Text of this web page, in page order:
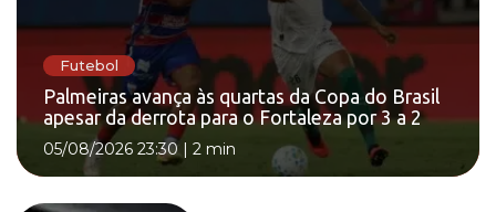
Futebol
Palmeiras avança às quartas da Copa do Brasil
apesar da derrota para o Fortaleza por 3 a 2
05/08/2026 23:30| 2 min